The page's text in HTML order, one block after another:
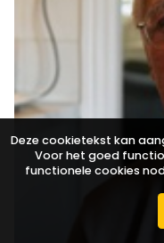
Deze cookietekst kan
Voor het goed
functionele cookies